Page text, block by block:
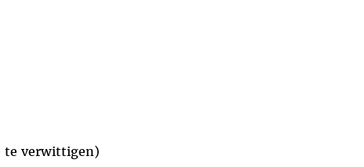
te verwittigen)